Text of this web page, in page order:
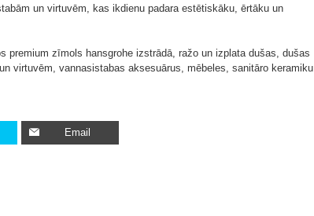
un virtuvēm, kas ikdienu padara estētiskāku, ērtāku un
premium zīmols hansgrohe izstrādā, ražo un izplata dušas, dušas
virtuvēm, vannasistabas aksesuārus, mēbeles, sanitāro keramiku
Email